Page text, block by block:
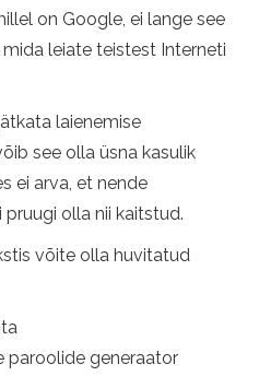
on Google, ei lange see
leiate teistest Interneti
laienemise
see olla üsna kasulik
ei arva, et nende
olla nii kaitstud.
võite olla huvitatud
paroolide generaator